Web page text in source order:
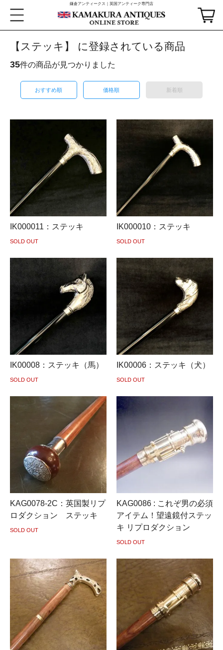
鎌倉アンティークス｜英国アンティーク専門店
【ステッキ】 に登録されている商品
35件の商品が見つかりました
おすすめ順 価格順 新着順
IK000011：ステッキ
SOLD OUT
IK000010：ステッキ
SOLD OUT
IK00008：ステッキ（馬）
SOLD OUT
IK00006：ステッキ（犬）
SOLD OUT
KAG0078-2C：英国製リプ
ロダクション ステッキ
SOLD OUT
KAG0086 : これぞ男の必須
アイテム！望遠鏡付ステッ
キ リプロダクション
SOLD OUT